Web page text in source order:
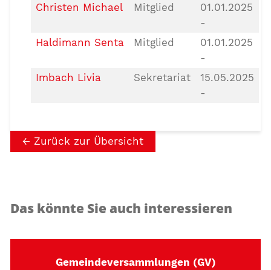
Zurück zur Übersicht
Christen Michael
Mitglied
01.01.2025
-
Haldimann Senta
Mitglied
01.01.2025
-
Imbach Livia
Sekretariat
15.05.2025
-
Das könnte Sie auch interessieren
Gemeindeversammlungen (GV)